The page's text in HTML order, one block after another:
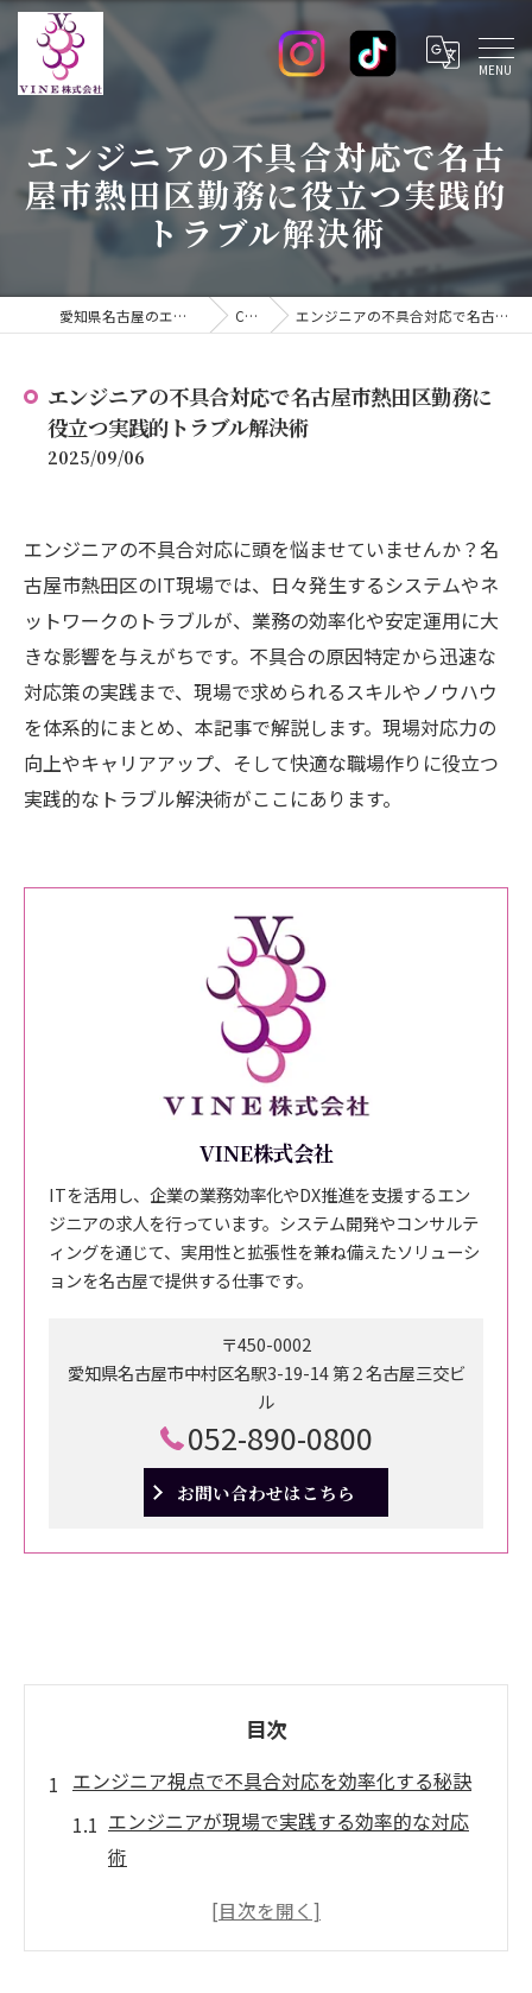
エンジニアの不具合対応で名古
屋市熱田区勤務に役立つ実践的
トラブル解決術
愛知県名古屋のエンジニアの求人ならVINE株式会社 COLUMN エンジニアの不具合対応で名古屋市熱田区勤務に役立つ実践的トラブル解決術
エンジニアの不具合対応で名古屋市熱田区勤務に
役立つ実践的トラブル解決術
2025/09/06
エンジニアの不具合対応に頭を悩ませていませんか？名
古屋市熱田区のIT現場では、日々発生するシステムやネ
ットワークのトラブルが、業務の効率化や安定運用に大
きな影響を与えがちです。不具合の原因特定から迅速な
対応策の実践まで、現場で求められるスキルやノウハウ
を体系的にまとめ、本記事で解説します。現場対応力の
向上やキャリアアップ、そして快適な職場作りに役立つ
実践的なトラブル解決術がここにあります。
VINE株式会社
ITを活用し、企業の業務効率化やDX推進を支援するエン
ジニアの求人を行っています。システム開発やコンサルテ
ィングを通じて、実用性と拡張性を兼ね備えたソリューシ
ョンを名古屋で提供する仕事です。
〒450-0002
愛知県名古屋市中村区名駅3-19-14 第２名古屋三交ビ
ル
052-890-0800
お問い合わせはこちら
目次
エンジニア視点で不具合対応を効率化する秘訣
エンジニアが現場で実践する効率的な対応
術
不具合対応を早めるエンジニアの思考法